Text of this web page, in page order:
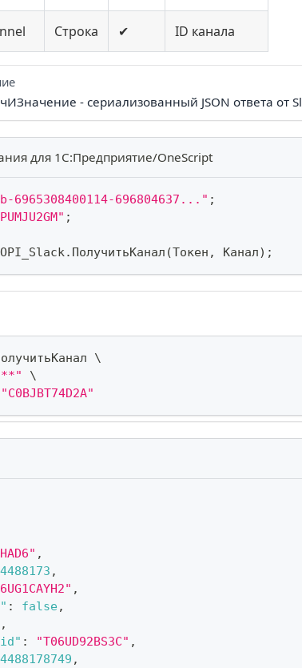
Строка ✔ ID канала
- сериализованный JSON ответа от
для 1С:Предприятие/OneScript
6965308400114-696804637..." ;
;
OPI_Slack. ПолучитьКанал (Токен , Канал) ;
\
\
"C0BJBT74D2A"
,
,
,
: false,
,
: "T06UD92BS3C" ,
,